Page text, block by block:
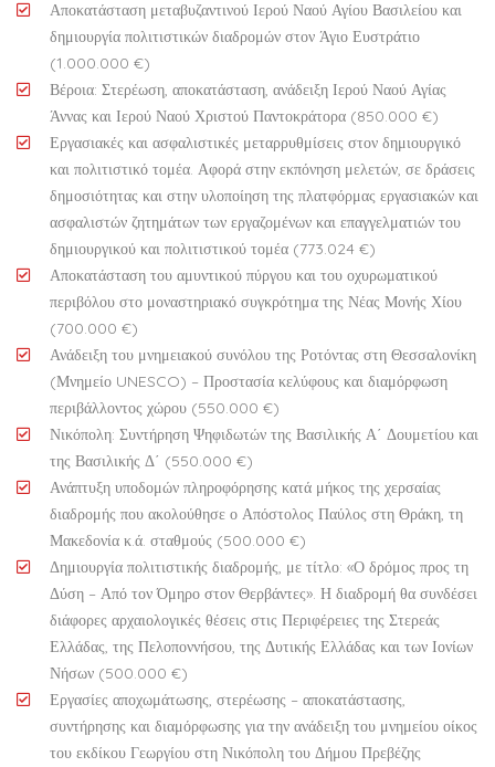
Αποκατάσταση μεταβυζαντινού Ιερού Ναού Αγίου Βασιλείου και
δημιουργία πολιτιστικών διαδρομών στον Άγιο Ευστράτιο
(1.000.000 €)
Βέροια: Στερέωση, αποκατάσταση, ανάδειξη Ιερού Ναού Αγίας
Άννας και Ιερού Ναού Χριστού Παντοκράτορα (850.000 €)
Εργασιακές και ασφαλιστικές μεταρρυθμίσεις στον δημιουργικό
και πολιτιστικό τομέα. Αφορά στην εκπόνηση μελετών, σε δράσεις
δημοσιότητας και στην υλοποίηση της πλατφόρμας εργασιακών και
ασφαλιστών ζητημάτων των εργαζομένων και επαγγελματιών του
δημιουργικού και πολιτιστικού τομέα (773.024 €)
Αποκατάσταση του αμυντικού πύργου και του οχυρωματικού
περιβόλου στο μοναστηριακό συγκρότημα της Νέας Μονής Χίου
(700.000 €)
Ανάδειξη του μνημειακού συνόλου της Ροτόντας στη Θεσσαλονίκη
(Μνημείο UNESCO) – Προστασία κελύφους και διαμόρφωση
περιβάλλοντος χώρου (550.000 €)
Νικόπολη: Συντήρηση Ψηφιδωτών της Βασιλικής Α΄ Δουμετίου και
της Βασιλικής Δ΄ (550.000 €)
Ανάπτυξη υποδομών πληροφόρησης κατά μήκος της χερσαίας
διαδρομής που ακολούθησε ο Απόστολος Παύλος στη Θράκη, τη
Μακεδονία κ.ά. σταθμούς (500.000 €)
Δημιουργία πολιτιστικής διαδρομής, με τίτλο: «Ο δρόμος προς τη
Δύση – Από τον Όμηρο στον Θερβάντες». Η διαδρομή θα συνδέσει
διάφορες αρχαιολογικές θέσεις στις Περιφέρειες της Στερεάς
Ελλάδας, της Πελοποννήσου, της Δυτικής Ελλάδας και των Ιονίων
Νήσων (500.000 €)
Εργασίες αποχωμάτωσης, στερέωσης – αποκατάστασης,
συντήρησης και διαμόρφωσης για την ανάδειξη του μνημείου οίκος
του εκδίκου Γεωργίου στη Νικόπολη του Δήμου Πρεβέζης